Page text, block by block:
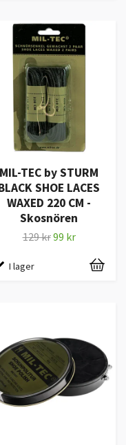
MIL-TEC by STURM
SHOE LACES
WAXED 220 CM -
Skosnören
129 kr99 kr
I lager